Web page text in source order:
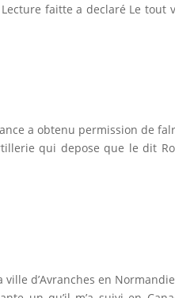
faitte a declaré Le
a obtenu permission de
qui depose que le dit
d’Avranches en